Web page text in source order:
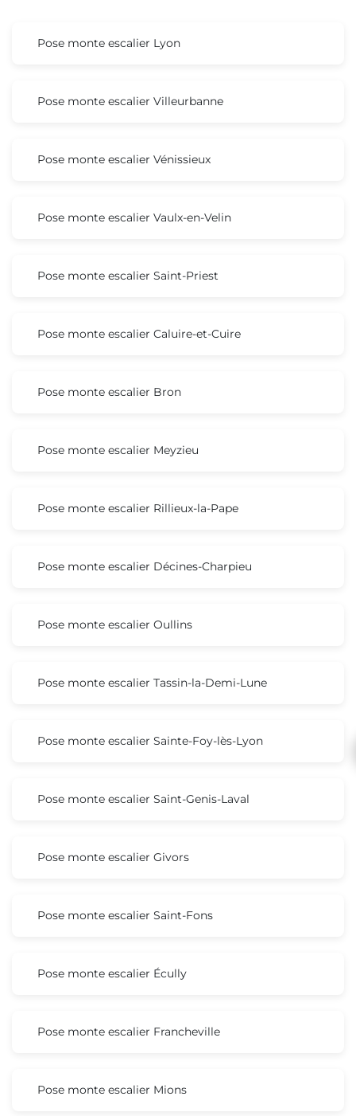
Pose monte escalier Lyon
Pose monte escalier Villeurbanne
Pose monte escalier Vénissieux
Pose monte escalier Vaulx-en-Velin
Pose monte escalier Saint-Priest
Pose monte escalier Caluire-et-Cuire
Pose monte escalier Bron
Pose monte escalier Meyzieu
Pose monte escalier Rillieux-la-Pape
Pose monte escalier Décines-Charpieu
Pose monte escalier Oullins
Pose monte escalier Tassin-la-Demi-Lune
Pose monte escalier Sainte-Foy-lès-Lyon
Pose monte escalier Saint-Genis-Laval
Pose monte escalier Givors
Pose monte escalier Saint-Fons
Pose monte escalier Écully
Pose monte escalier Francheville
Pose monte escalier Mions